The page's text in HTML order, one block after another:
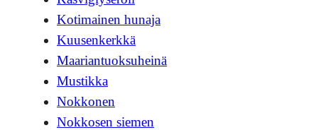
Kotimainen hunaja
Kuusenkerkkä
Maariantuoksuheinä
Mustikka
Nokkonen
Nokkosen siemen